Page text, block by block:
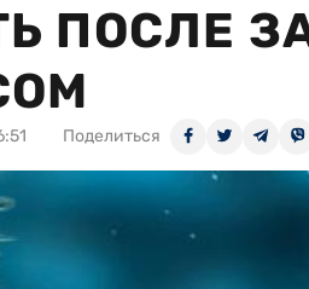
ПОСЛЕ
Поделиться